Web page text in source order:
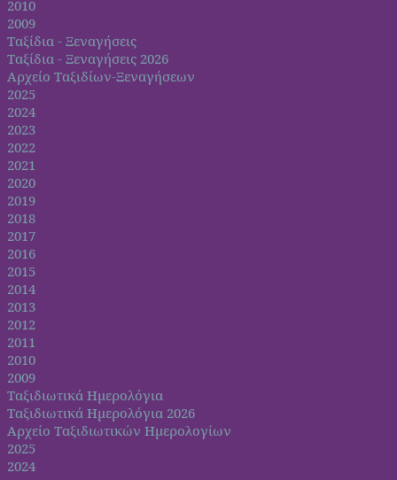
2010
2009
Ταξίδια - Ξεναγήσεις
Ταξίδια - Ξεναγήσεις 2026
Αρχείο Ταξιδίων-Ξεναγήσεων
2025
2024
2023
2022
2021
2020
2019
2018
2017
2016
2015
2014
2013
2012
2011
2010
2009
Ταξιδιωτικά Ημερολόγια
Ταξιδιωτικά Ημερολόγια 2026
Αρχείο Ταξιδιωτικών Ημερολογίων
2025
2024